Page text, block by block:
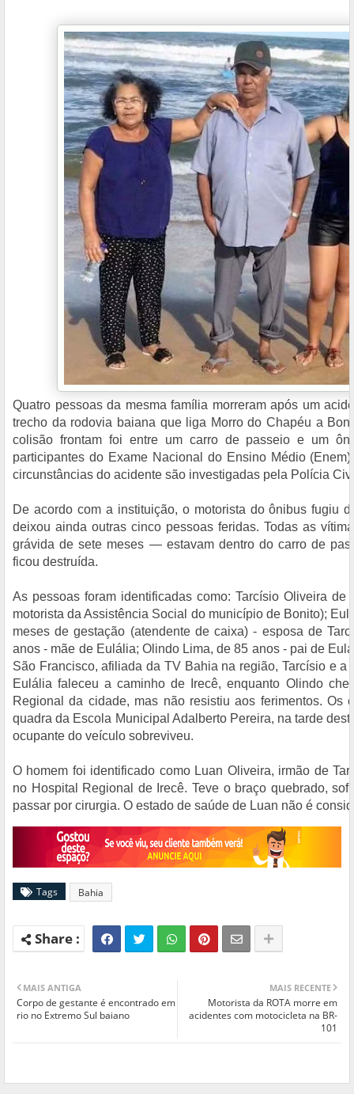
Quatro pessoas da mesma família morreram após um
trecho da rodovia baiana que liga Morro do Chapéu a
colisão frontam foi entre um carro de passeio e um
participantes do Exame Nacional do Ensino Médio
circunstâncias do acidente são investigadas pela Polícia
De acordo com a instituição, o motorista do ônibus fugiu
deixou ainda outras cinco pessoas feridas. Todas as
grávida de sete meses — estavam dentro do carro de
ficou destruída.
As pessoas foram identificadas como: Tarcísio Oliveira
motorista da Assistência Social do município de Bonito);
meses de gestação (atendente de caixa) - esposa de
anos - mãe de Eulália; Olindo Lima, de 85 anos - pai de
São Francisco, afiliada da TV Bahia na região, Tarcísio e a
Eulália faleceu a caminho de Irecê, enquanto Olindo
Regional da cidade, mas não resistiu aos ferimentos. Os
quadra da Escola Municipal Adalberto Pereira, na tarde
ocupante do veículo sobreviveu.
O homem foi identificado como Luan Oliveira, irmão de
no Hospital Regional de Irecê. Teve o braço quebrado,
passar por cirurgia. O estado de saúde de Luan não é
Tags Bahia
MAIS RECENTE
Motorista da ROTA morre em
acidentes com motocicleta na BR-
101
MAIS ANTIGA
Corpo de gestante é encontrado em
rio no Extremo Sul baiano